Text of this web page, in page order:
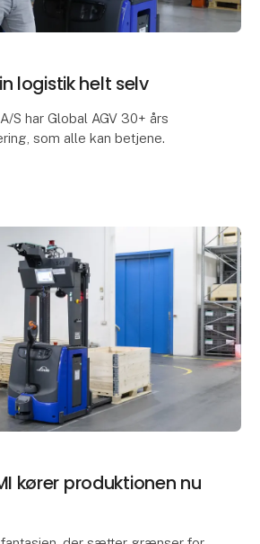
logistik helt selv
S har Global AGV 30+ års
som alle kan betjene.
kører produktionen nu